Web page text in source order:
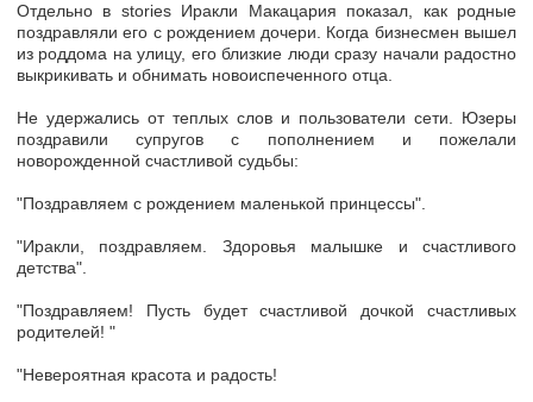
Отдельно в stories Иракли Макацария показал, как родные
поздравляли его с рождением дочери. Когда бизнесмен вышел
из роддома на улицу, его близкие люди сразу начали радостно
выкрикивать и обнимать новоиспеченного отца.
Не удержались от теплых слов и пользователи сети. Юзеры
поздравили супругов с пополнением и пожелали
новорожденной счастливой судьбы:
"Поздравляем с рождением маленькой принцессы".
"Иракли, поздравляем. Здоровья малышке и счастливого
детства".
"Поздравляем! Пусть будет счастливой дочкой счастливых
родителей! "
"Невероятная красота и радость!